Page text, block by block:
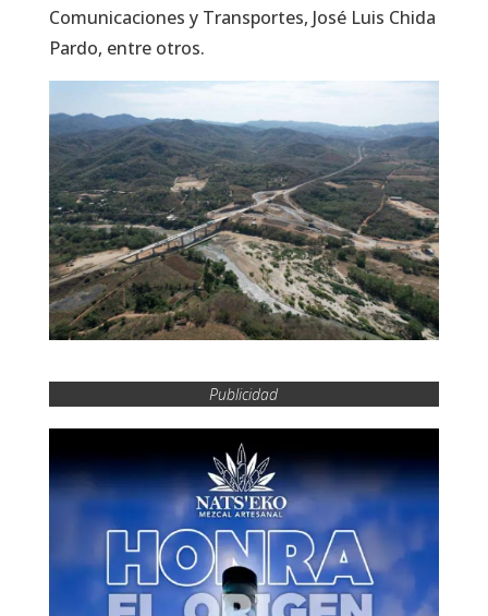
Comunicaciones y Transportes, José Luis Chida
Pardo, entre otros.
Publicidad